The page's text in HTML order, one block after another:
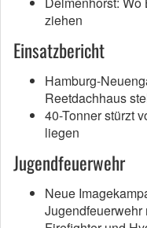
ziehen
Einsatzbericht
Hamburg-
Reetdachhaus
40-Tonner stürzt
liegen
Jugendfeuerwehr
Neue